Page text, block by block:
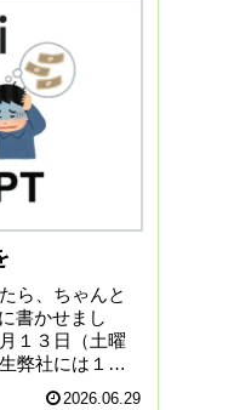
ら、ちゃんと
書かせまし
１３日（土曜
弊社には１４
談が約２０件
2026.06.29